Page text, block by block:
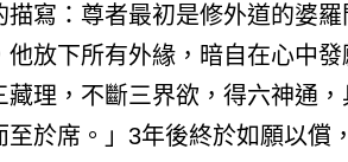
描寫：尊者最初是修外道的婆
他放下所有外緣，暗自在心中
藏理，不斷三界欲，得六神通
至於席。」3年後終於如願以償